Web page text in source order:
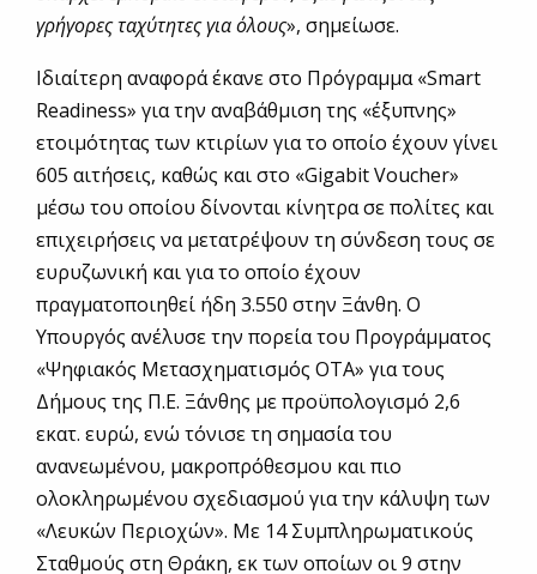
γρήγορες ταχύτητες για όλους», σημείωσε.
Ιδιαίτερη αναφορά έκανε στο Πρόγραμμα «Smart
Readiness» για την αναβάθμιση της «έξυπνης»
ετοιμότητας των κτιρίων για το οποίο έχουν γίνει
605 αιτήσεις, καθώς και στο «Gigabit Voucher»
μέσω του οποίου δίνονται κίνητρα σε πολίτες και
επιχειρήσεις να μετατρέψουν τη σύνδεση τους σε
ευρυζωνική και για το οποίο έχουν
πραγματοποιηθεί ήδη 3.550 στην Ξάνθη. Ο
Υπουργός ανέλυσε την πορεία του Προγράμματος
«Ψηφιακός Μετασχηματισμός ΟΤΑ» για τους
Δήμους της Π.Ε. Ξάνθης με προϋπολογισμό 2,6
εκατ. ευρώ, ενώ τόνισε τη σημασία του
ανανεωμένου, μακροπρόθεσμου και πιο
ολοκληρωμένου σχεδιασμού για την κάλυψη των
«Λευκών Περιοχών». Με 14 Συμπληρωματικούς
Σταθμούς στη Θράκη, εκ των οποίων οι 9 στην